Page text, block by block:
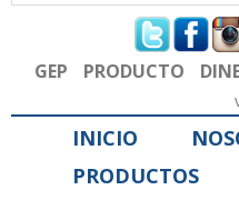
Formulario de
GEP PRODUCTO
INICIO
PRODUCTOS